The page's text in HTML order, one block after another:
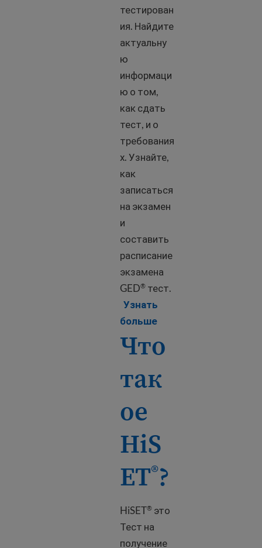
тестирован
ия. Найдите
актуальну
ю
информаци
ю о том,
как сдать
тест, и о
требования
х. Узнайте,
как
записаться
на экзамен
и
составить
расписание
экзамена
GED® тест.
Узнать
большеLearn more about
Что
так
ое
HiS
ET®?
HiSET® это
Тест на
получение